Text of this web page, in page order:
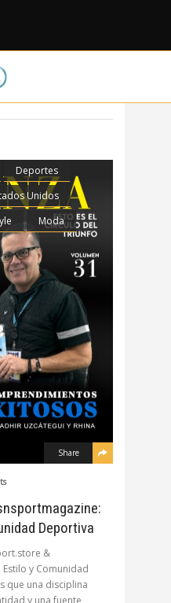
Deportes
Unidos
Moda
Share
Deportiva
&
y Comunidad
que una disciplina